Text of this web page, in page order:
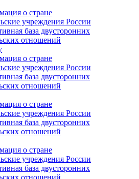
о стране
учреждения России
база двусторонних
отношений
о стране
учреждения России
база двусторонних
отношений
о стране
учреждения России
база двусторонних
отношений
о стране
учреждения России
база двусторонних
отношений